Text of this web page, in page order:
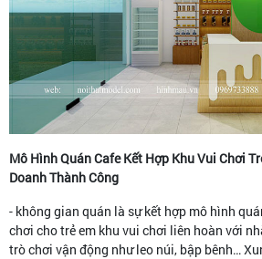
Mô Hình Quán Cafe Kết Hợp Khu Vui Chơi
Doanh Thành Công
- không gian quán là sự kết hợp mô hình
chơi cho trẻ em khu vui chơi liên hoàn với
trò chơi vận động như leo núi, bập bênh…